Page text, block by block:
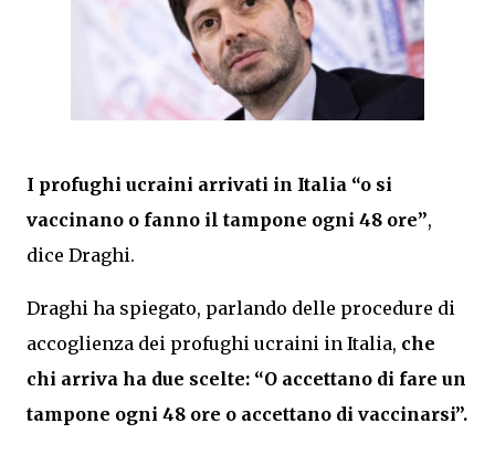
I profughi ucraini arrivati in Italia “o si
vaccinano o fanno il tampone ogni 48 ore”,
dice Draghi.
Draghi ha spiegato, parlando delle procedure di
accoglienza dei profughi ucraini in Italia, che
chi arriva ha due scelte: “O accettano di fare un
tampone ogni 48 ore o accettano di vaccinarsi”.